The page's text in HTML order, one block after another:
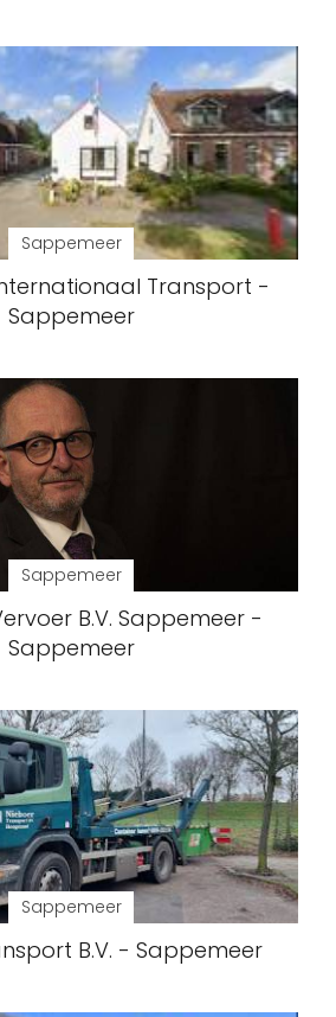
Sappemeer
Transport -
Sappemeer
Sappemeer
B.V. Sappemeer -
Sappemeer
Sappemeer
B.V. - Sappemeer